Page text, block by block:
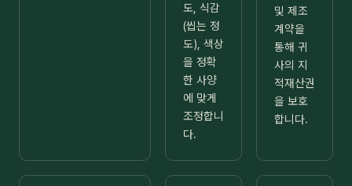
도, 식감
(씹는 정
도), 색상
을 정확
한 사양
에 맞게
조정합니
다.
및 제조
계약을
통해 귀
사의 지
적재산권
을 보호
합니다.